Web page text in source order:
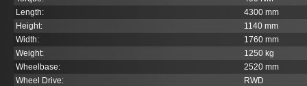
Length:
4300 mm
Height:
1140 mm
Width:
1760 mm
Weight:
1250 kg
Wheelbase:
2520 mm
Wheel Drive:
RWD